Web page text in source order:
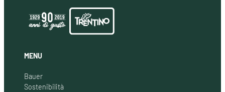
MENU
Bauer
Sostenibilità